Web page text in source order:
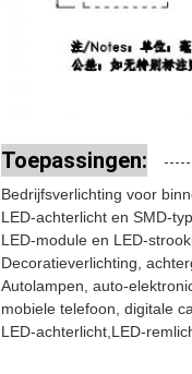
Toepassingen:
Bedrijfsverlichting voor
LED-achterlicht en SMD-
LED-module en LED-
Decoratieverlichting,
Autolampen, auto-
mobiele telefoon, digitale
LED-achterlicht, LED-